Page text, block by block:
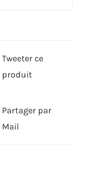
Tweeter ce
produit
Partager par
Mail